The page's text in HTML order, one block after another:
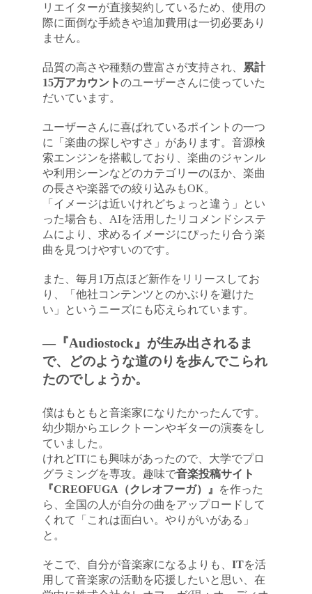
リエイターが直接契約しているため、使用の
際に面倒な手続きや追加費用は一切必要あり
ません。
品質の高さや種類の豊富さが支持され、
累計
15万アカウントのユーザーさんに使っていた
だいています。
ユーザーさんに喜ばれているポイントの一つ
に「楽曲の探しやすさ」があります。音源検
索エンジンを搭載しており、楽曲のジャンル
や利用シーンなどのカテゴリーのほか、楽曲
の長さや楽器での絞り込みもOK。
「イメージは近いけれどちょっと違う」とい
った場合も、AIを活用したリコメンドシステ
ムにより、求めるイメージにぴったり合う楽
曲を見つけやすいのです。
また、毎月1万点ほど新作をリリースしてお
り、「他社コンテンツとのかぶりを避けた
い」というニーズにも応えられています。
―『Audiostock』が生み出されるま
で、どのような道のりを歩んでこられ
たのでしょうか。
僕はもともと音楽家になりたかったんです。
幼少期からエレクトーンやギターの演奏をし
ていました。
けれどITにも興味があったので、大学でプロ
グラミングを専攻。趣味で音楽投稿サイト
『CREOFUGA（クレオフーガ）』 を作った
ら、全国の人が自分の曲をアップロードして
くれて「これは面白い。やりがいがある」
と。
そこで、自分が音楽家になるよりも、 ITを活
用して音楽家の活動を応援したいと思い、在